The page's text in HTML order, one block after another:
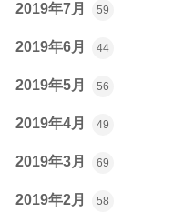
2019年7月 59
2019年6月 44
2019年5月 56
2019年4月 49
2019年3月 69
2019年2月 58